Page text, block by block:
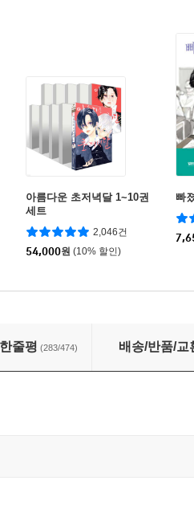
아름다운 초저녁달 1~10권
세트
2,046건
54,000원 (10% 할인)
빠
줄평 (283/474) 배송/반품/교